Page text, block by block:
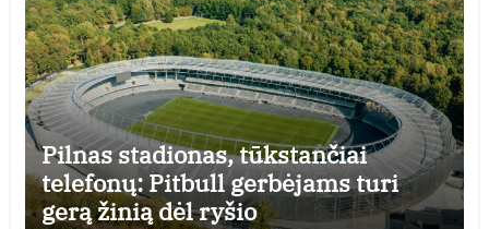
Pilnas stadionas, tūkstančiai
telefonų: Pitbull gerbėjams turi
gerą žinią dėl ryšio